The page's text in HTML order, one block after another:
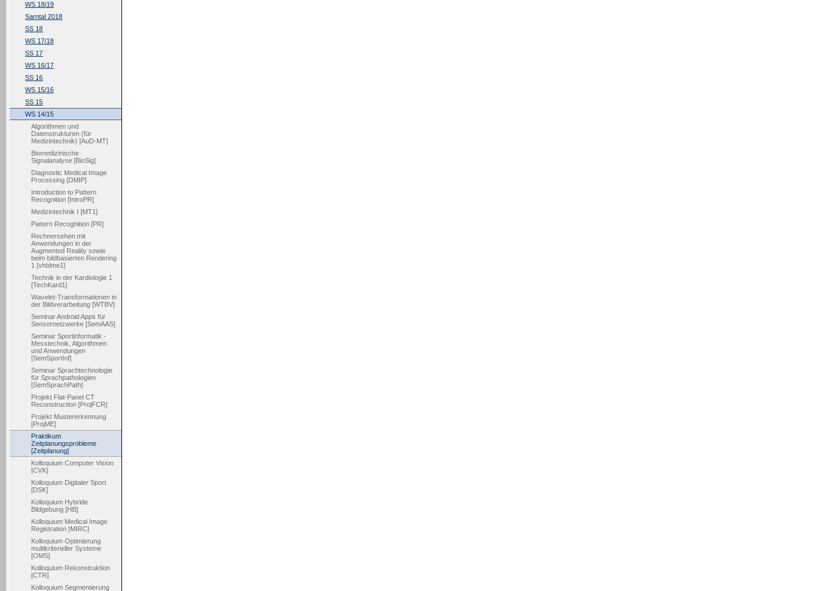
WS 18/19
Sarntal 2018
SS 18
WS 17/18
SS 17
WS 16/17
SS 16
WS 15/16
SS 15
WS 14/15
Algorithmen und
Datenstrukturen (für
Medizintechnik) [AuD-MT]
Biomedizinische
Signalanalyse [BioSig]
Diagnostic Medical Image
Processing [DMIP]
Introduction to Pattern
Recognition [IntroPR]
Medizintechnik I [MT1]
Pattern Recognition [PR]
Rechnersehen mit
Anwendungen in der
Augmented Reality sowie
beim bildbasierten Rendering
1 [vhblme1]
Technik in der Kardiologie 1
[TechKard1]
Wavelet-Transformationen in
der Bildverarbeitung [WTBV]
Seminar Android Apps für
Sensornetzwerke [SemAAS]
Seminar Sportinformatik -
Messtechnik, Algorithmen
und Anwendungen
[SemSportInf]
Seminar Sprachtechnologie
für Sprachpathologien
[SemSprachPath]
Projekt Flat-Panel CT
Reconstruction [ProjFCR]
Projekt Mustererkennung
[ProjME]
Praktikum
Zeitplanungsprobleme
[Zeitplanung]
Kolloquium Computer Vision
[CVK]
Kolloquium Digitaler Sport
[DSK]
Kolloquium Hybride
Bildgebung [HB]
Kolloquium Medical Image
Registration [MIRC]
Kolloquium Optimierung
multikriterieller Systeme
[OMS]
Kolloquium Rekonstruktion
[CTR]
Kolloquium Segmentierung